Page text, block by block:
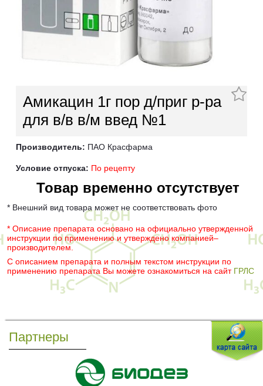
Амикацин 1г пор д/приг р-ра
для в/в в/м введ №1
Производитель: ПАО Красфарма
Условие отпуска: По рецепту
Товар временно отсутствует
* Внешний вид товара может не соответствовать фото
* Описание препарата основано на официально утвержденной
инструкции по применению и утверждено компанией–
производителем.
С описанием препарата и полным текстом инструкции по
применению препарата Вы можете ознакомиться на сайт ГРЛС
Партнеры